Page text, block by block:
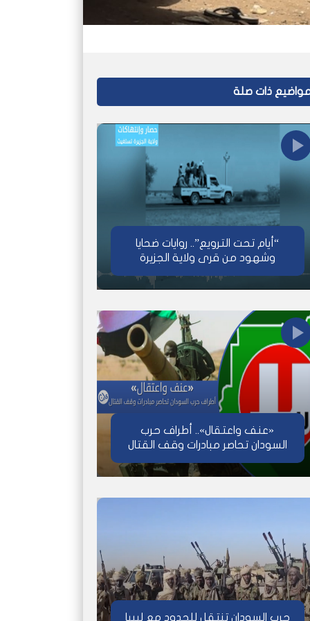
ذات صلة
“أيام تحت الترويع”.. روايات ضحايا
وشهود من قرى ولاية الجزيرة
«عنف واعتقال».. أطراف حرب
السودان تحاصر مبادرات وقف القتال
حرب السودان تنتقل للحدود مع ليبيا